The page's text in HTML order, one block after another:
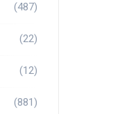
(487)
(22)
(12)
(881)